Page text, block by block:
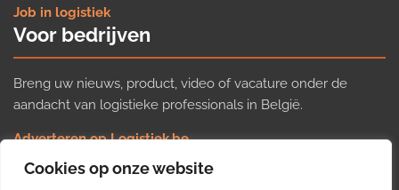
Cookies op onze website
Job in logistiek
Voor bedrijven
Breng uw nieuws, product, video of vacature onder de
aandacht van logistieke professionals in België.
Adverteren op Logistiek.be
Nieuws insturen
Uw video op Logistiek.TV